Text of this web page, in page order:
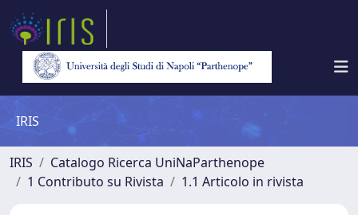
IRIS
IRIS
Catalogo Ricerca UniNaParthenope
1 Contributo su Rivista
1.1 Articolo in rivista